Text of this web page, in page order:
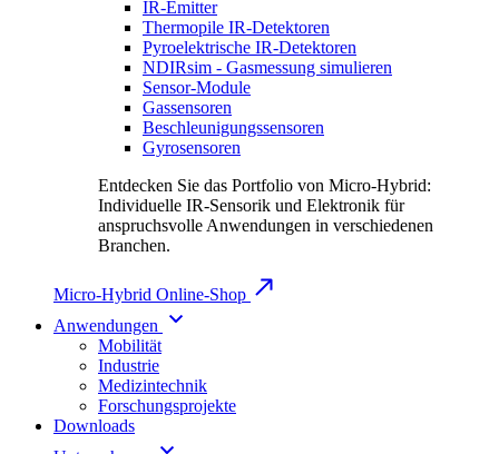
IR-Emitter
Thermopile IR-Detektoren
Pyroelektrische IR-Detektoren
NDIRsim - Gasmessung simulieren
Sensor-Module
Gassensoren
Beschleunigungssensoren
Gyrosensoren
Entdecken Sie das Portfolio von Micro-Hybrid:
Individuelle IR-Sensorik und Elektronik für
anspruchsvolle Anwendungen in verschiedenen
Branchen.
Micro-Hybrid Online-Shop
Anwendungen
Mobilität
Industrie
Medizintechnik
Forschungsprojekte
Downloads